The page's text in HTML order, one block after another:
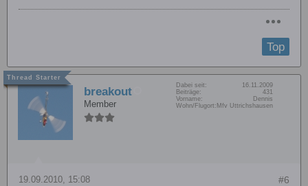
Top
breakout
Member
Dabei seit:
16.11.2009
Beiträge:
431
Vorname:
Dennis
Wohn/Flugort: Mfv Uttrichshausen
#6
19.09.2010, 15:08